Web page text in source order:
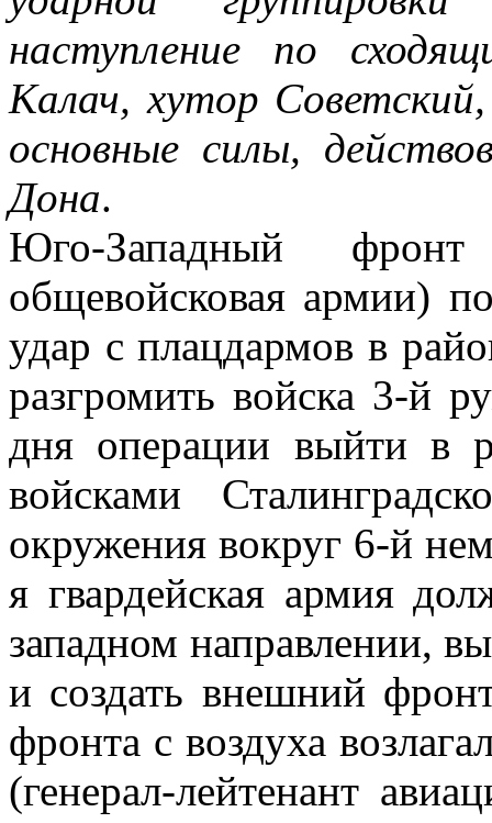
наступление по
Калач, хутор
основные силы,
Дона.
Юго-Западный
общевойсковая армии)
удар с плацдармов в
разгромить войска 3-й
дня операции выйти в
войсками
окружения вокруг 6-й
я гвардейская армия
западном направлении,
и создать внешний
фронта с воздуха
(генерал-лейтенант